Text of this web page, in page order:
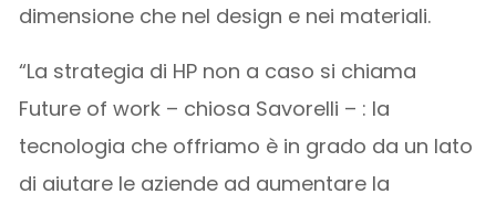
dimensione che nel design e nei materiali.
“La strategia di HP non a caso si chiama
Future of work – chiosa Savorelli – : la
tecnologia che offriamo è in grado da un lato
di aiutare le aziende ad aumentare la